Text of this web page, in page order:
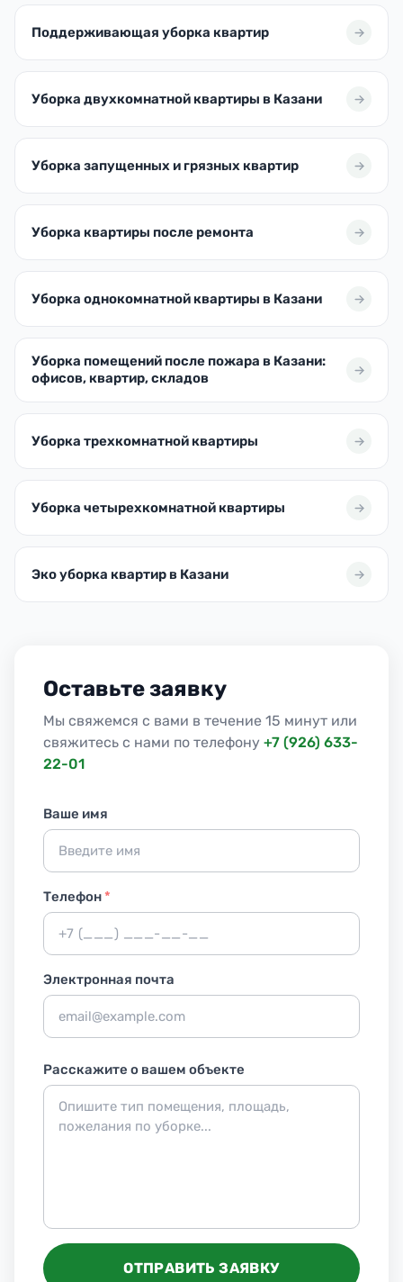
Поддерживающая уборка квартир
Уборка двухкомнатной квартиры в Казани
Уборка запущенных и грязных квартир
Уборка квартиры после ремонта
Уборка однокомнатной квартиры в Казани
Уборка помещений после пожара в Казани:
офисов, квартир, складов
Уборка трехкомнатной квартиры
Уборка четырехкомнатной квартиры
Эко уборка квартир в Казани
Оставьте заявку
Мы свяжемся с вами в течение 15 минут или
свяжитесь с нами по телефону +7 (926) 633-
22-01
Ваше имя
Телефон*
Электронная почта
Расскажите о вашем объекте
ОТПРАВИТЬ ЗАЯВКУ